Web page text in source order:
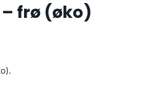
frø (øko)